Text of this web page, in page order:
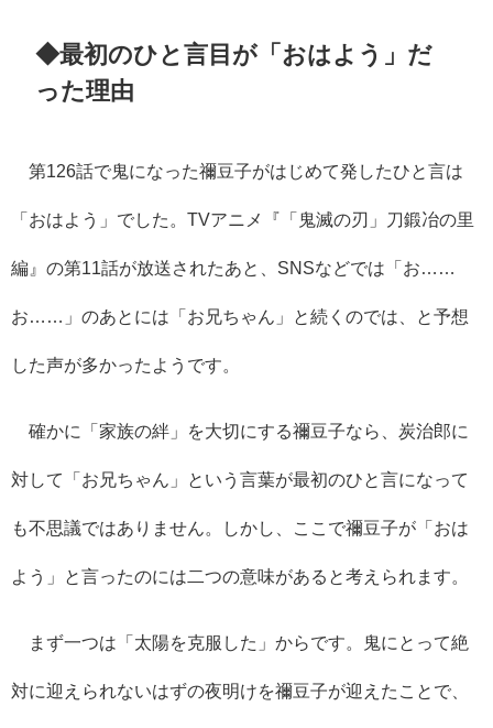
◆最初のひと言目が「おはよう」だ
った理由
第126話で鬼になった禰豆子がはじめて発したひと言は
「おはよう」でした。TVアニメ『「鬼滅の刃」刀鍛冶の里
編』の第11話が放送されたあと、SNSなどでは「お……
お……」のあとには「お兄ちゃん」と続くのでは、と予想
した声が多かったようです。
確かに「家族の絆」を大切にする禰豆子なら、炭治郎に
対して「お兄ちゃん」という言葉が最初のひと言になって
も不思議ではありません。しかし、ここで禰豆子が「おは
よう」と言ったのには二つの意味があると考えられます。
まず一つは「太陽を克服した」からです。鬼にとって絶
対に迎えられないはずの夜明けを禰豆子が迎えたことで、